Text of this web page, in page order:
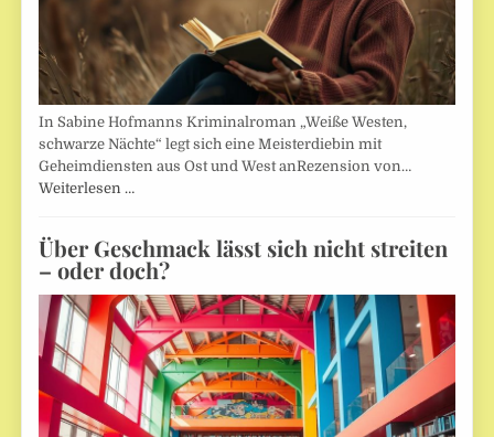
In Sabine Hofmanns Kriminalroman „Weiße Westen,
schwarze Nächte“ legt sich eine Meisterdiebin mit
Geheimdiensten aus Ost und West anRezension von…
Weiterlesen …
Über Geschmack lässt sich nicht streiten
– oder doch?